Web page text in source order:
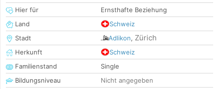
Hier für
Ernsthafte Beziehung
Land
Schweiz
Stadt
Adlikon, Zürich
Herkunft
Schweiz
Familienstand
Single
Bildungsniveau
Nicht angegeben